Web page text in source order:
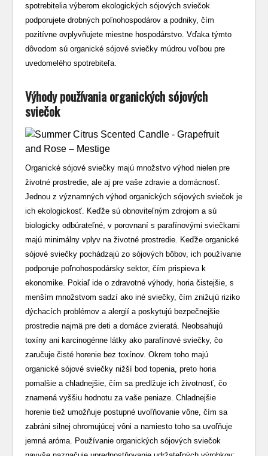
spotrebitelia výberom ekologických sójových sviečok
podporujete drobných poľnohospodárov a podniky, čím
pozitívne ovplyvňujete miestne hospodárstvo. Vďaka týmto
dôvodom sú organické sójové sviečky múdrou voľbou pre
uvedomelého spotrebiteľa.
Výhody používania organických sójových
sviečok
Organické sójové sviečky majú množstvo výhod nielen pre
životné prostredie, ale aj pre vaše zdravie a domácnosť.
Jednou z významných výhod organických sójových sviečok je
ich ekologickosť. Keďže sú obnoviteľným zdrojom a sú
biologicky odbúrateľné, v porovnaní s parafínovými sviečkami
majú minimálny vplyv na životné prostredie. Keďže organické
sójové sviečky pochádzajú zo sójových bôbov, ich používanie
podporuje poľnohospodársky sektor, čím prispieva k
ekonomike. Pokiaľ ide o zdravotné výhody, horia čistejšie, s
menším množstvom sadzí ako iné sviečky, čím znižujú riziko
dýchacích problémov a alergií a poskytujú bezpečnejšie
prostredie najmä pre deti a domáce zvieratá. Neobsahujú
toxíny ani karcinogénne látky ako parafínové sviečky, čo
zaručuje čisté horenie bez toxínov. Okrem toho majú
organické sójové sviečky nižší bod topenia, preto horia
pomalšie a chladnejšie, čím sa predlžuje ich životnosť, čo
znamená vyššiu hodnotu za vaše peniaze. Chladnejšie
horenie tiež umožňuje postupné uvoľňovanie vône, čím sa
zabráni silnej ohromujúcej vôni a namiesto toho sa uvoľňuje
jemná aróma. Používanie organických sójových sviečok